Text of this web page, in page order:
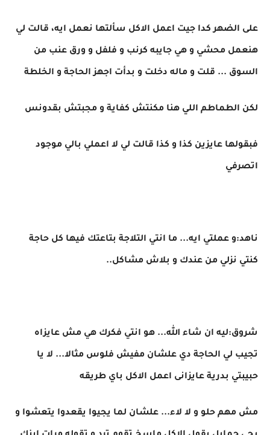
على الضهر كدا جيت اعمل الاكل سألتها نعمل ايه، قالت لي
هنعمل محشي و هي جايبه كرنب و فلفل و ورق عنب من
السوق ... قلت و ماله دخلت و بدأت اجهز الحاجة و الخلطة
لكن الطماطم اللي هنا مكنتش كفاية و مجبتش بقدونس
فبقولها عايزين كذا و كذا قالت لي لا اعملي بالي موجود
اتصرفي
ناهد:و عملتي ايه... ما انتي التلاجة بتاعتك فيها كل حاجة
كنتي نزلي من عندك و بلاش مشاكل..
شروق:ليه ان شاء الله... هو انتي فكرك هي مش عايزاه
تجيب لي الحاجة دي علشان مفيش فلوس مثالا... لا يا
حبيبتي بدرية عايزانى اعمل الاكل باي طريقه
مش مهم حلو و لا لاء... علشان لما يجيوا يقعدوا يتعشوا و